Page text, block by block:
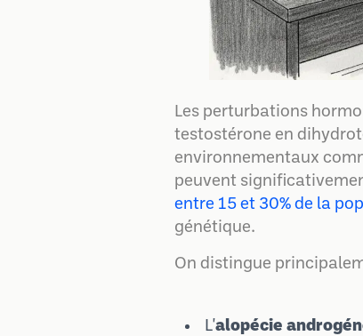
Les perturbations
testostérone en
environnementaux
peuvent
entre 15 et 30% de la
génétique.
On distingue
L'alopécie